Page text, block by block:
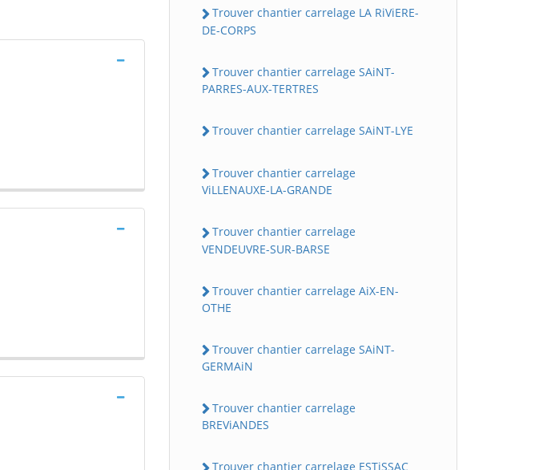
Trouver chantier carrelage LA RiViERE-
DE-CORPS
Trouver chantier carrelage SAiNT-
PARRES-AUX-TERTRES
Trouver chantier carrelage SAiNT-LYE
Trouver chantier carrelage
ViLLENAUXE-LA-GRANDE
Trouver chantier carrelage
VENDEUVRE-SUR-BARSE
Trouver chantier carrelage AiX-EN-
OTHE
Trouver chantier carrelage SAiNT-
GERMAiN
Trouver chantier carrelage
BREViANDES
Trouver chantier carrelage ESTiSSAC